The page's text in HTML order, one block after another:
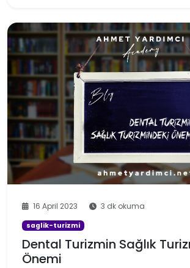
16 April 2023 3 dk okuma
saglik-turizmi
Dental Turizmin Sağlık
Önemi